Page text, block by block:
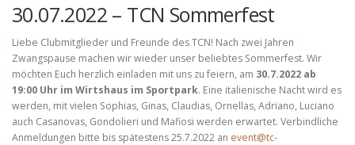
TENNISSCHULE KONTAKT MITGLIEDER-LOGIN
30.07.2022 – TCN Sommerfest
Liebe Clubmitglieder und Freunde des TCN! Nach zwei Jahren
Zwangspause machen wir wieder unser beliebtes Sommerfest. Wir
möchten Euch herzlich einladen mit uns zu feiern, am 30.7.2022 ab
19:00 Uhr im Wirtshaus im Sportpark. Eine italienische Nacht wird es
werden, mit vielen Sophias, Ginas, Claudias, Ornellas, Adriano, Luciano
auch Casanovas, Gondolieri und Mafiosi werden erwartet. Verbindliche
Anmeldungen bitte bis spätestens 25.7.2022 an event@tc-